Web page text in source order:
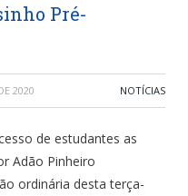
Pré-
2020 NOTÍCIAS
de estudantes as
Adão Pinheiro
ordinária desta terça-